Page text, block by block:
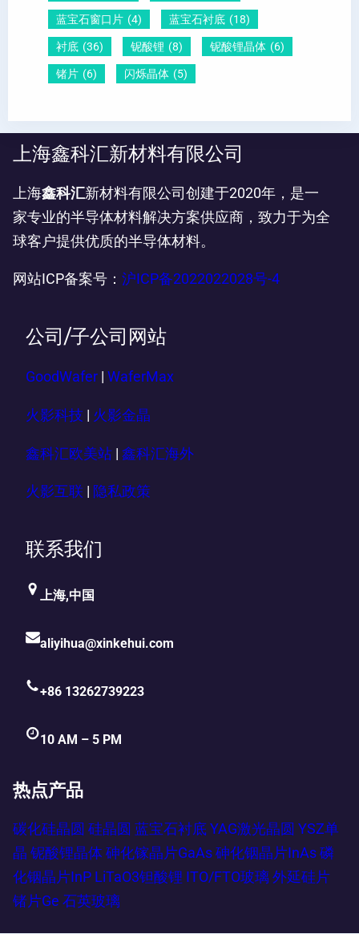
蓝宝石窗口片 (4) 蓝宝石衬底 (18)
衬底 (36) 铌酸锂 (8) 铌酸锂晶体 (6)
锗片 (6) 闪烁晶体 (5)
上海鑫科汇新材料有限公司
上海鑫科汇新材料有限公司创建于2020年，是一
家专业的半导体材料解决方案供应商，致力于为全
球客户提供优质的半导体材料。
网站ICP备案号： 沪ICP备2022022028号-4
公司/子公司网站
GoodWafer WaferMax
火影科技 火影金晶
鑫科汇欧美站 | 鑫科汇海外
火影互联 隐私政策
联系我们
上海,中国
aliyihua@xinkehui.com
+86 13262739223
10 AM – 5 PM
热点产品
碳化硅晶圆 硅晶圆 蓝宝石衬底 YAG激光晶圆 YSZ单
晶 铌酸锂晶体 砷化镓晶片GaAs 砷化铟晶片InAs 磷
化铟晶片InP LiTaO3钽酸锂 ITO/FTO玻璃 外延硅片
锗片Ge 石英玻璃